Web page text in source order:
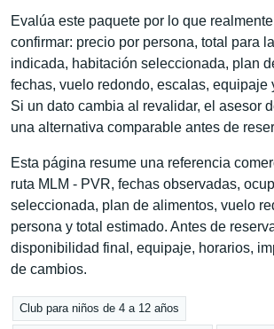
Evalúa este paquete por lo que
confirmar: precio por persona, total para
indicada, habitación seleccionada, plan
fechas, vuelo redondo, escalas, equipaje
Si un dato cambia al revalidar, el asesor
una alternativa comparable antes de
Esta página resume una referencia
ruta MLM - PVR, fechas observadas,
seleccionada, plan de alimentos, vuelo
persona y total estimado. Antes de
disponibilidad final, equipaje, horarios,
de cambios.
Club para niños de 4 a 12 años